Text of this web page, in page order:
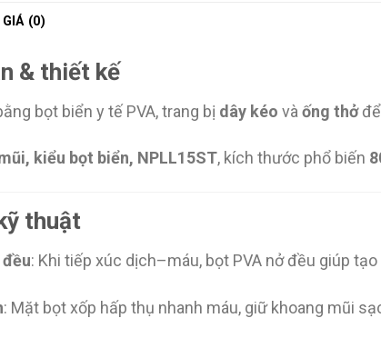
(0)
& thiết kế
bọt biển y tế PVA, trang bị dây kéo vàống thởđể
kiểu bọt biển, NPLL15ST, kích thước phổ biến
thuật
đều: Khi tiếp xúc dịch–máu, bọt PVA nở đều giúp
: Mặt bọt xốp hấp thụ nhanh máu, giữ khoang mũi